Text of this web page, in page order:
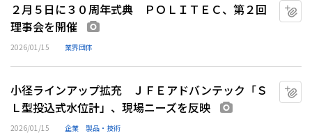
２月５日に３０周年式典 ＰＯＬＩＴＥＣ、第２回
理事会を開催
2026/01/15 業界団体
小径ラインアップ拡充 ＪＦＥアドバンテック「Ｓ
Ｌ型投込式水位計」、現場ニーズを反映
2026/01/15 企業 製品・技術